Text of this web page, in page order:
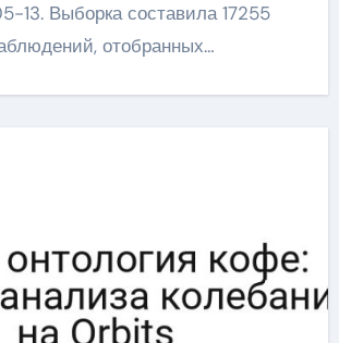
Выборка составила 17255
отобранных…